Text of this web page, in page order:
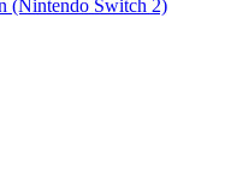
(Nintendo Switch 2)